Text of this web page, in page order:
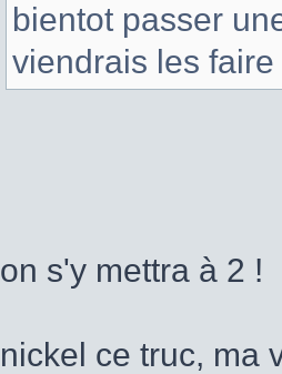
bientot passer
viendrais les
on s'y mettra à 2 !
nickel ce truc, ma